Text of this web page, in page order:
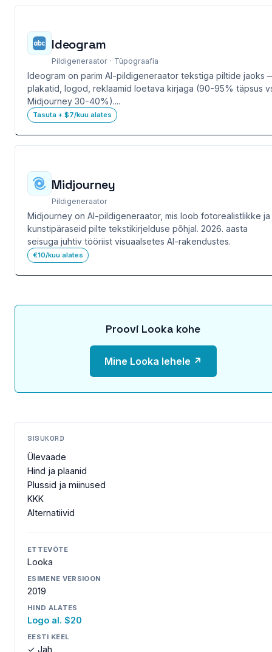
Ideogram
Pildigeneraator · Tüpograafia
Ideogram on parim AI-pildigeneraator tekstiga piltide jaoks
plakatid, logod, reklaamid loetava kirjaga (90-95% täpsus
Midjourney 30-40%)....
Tasuta + $7/kuu alates
Midjourney
Pildigeneraator
Midjourney on AI-pildigeneraator, mis loob fotorealistlikke ja
kunstipäraseid pilte tekstikirjelduse põhjal. 2026. aasta
seisuga juhtiv tööriist visuaalsetes AI-rakendustes.
€10/kuu alates
Proovi Looka kohe
Mine Looka lehele ↗
SISUKORD
Ülevaade
Hind ja plaanid
Plussid ja miinused
KKK
Alternatiivid
ETTEVÕTE
Looka
ESIMENE VERSIOON
2019
HIND ALATES
Logo al. $20
EESTI KEEL
✓ Jah